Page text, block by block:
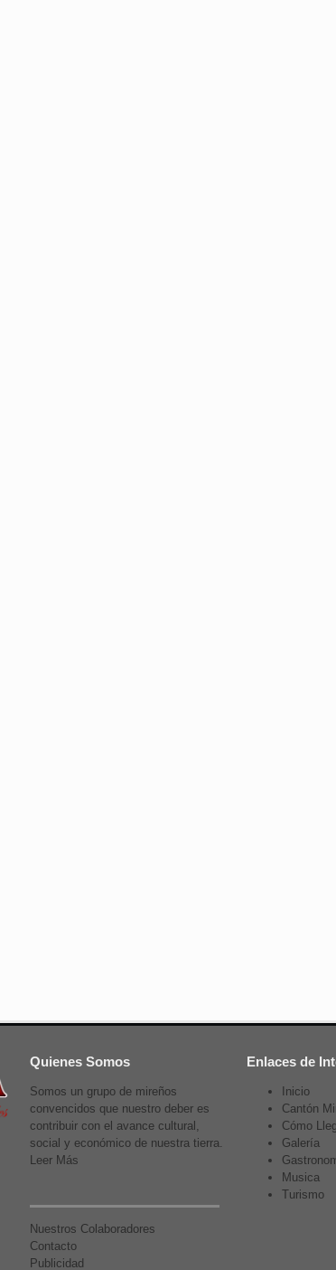
Quienes Somos
Somos un grupo de mireños
convencidos que nuestro deber es
contribuir con el avance cultural,
social y económico de nuestra tierra.
Leer Más
Nuestros Colaboradores
Contacto
Publicidad
Enlaces de
Inicio
Cantón
Cómo
Galería
Musica
Turismo